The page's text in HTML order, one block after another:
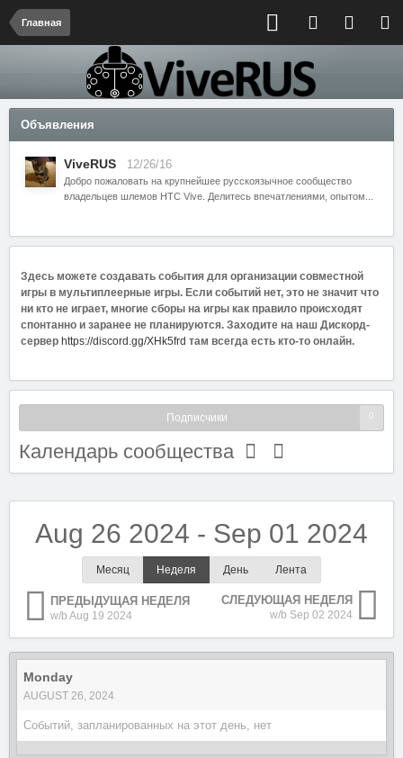
Главная
Объявления
ViveRUS 12/26/16
Добро пожаловать на крупнейшее русскоязычное сообщество
владельцев шлемов HTC Vive. Делитесь впечатлениями, опытом...
Здесь можете создавать события для организации совместной
игры в мультиплеерные игры. Если событий нет, это не значит что
ни кто не играет, многие сборы на игры как правило происходят
спонтанно и заранее не планируются. Заходите на наш Дискорд-
сервер https://discord.gg/XHk5frd там всегда есть кто-то онлайн.
Подписчики 0
Календарь сообщества
ПРЕДЫДУЩАЯ НЕДЕЛЯ
w/b Aug 19 2024
Aug 26 2024 - Sep 01 2024
Месяц Неделя День Лента
СЛЕДУЮЩАЯ НЕДЕЛЯ
w/b Sep 02 2024
Monday
AUGUST 26, 2024
Событий, запланированных на этот день, нет